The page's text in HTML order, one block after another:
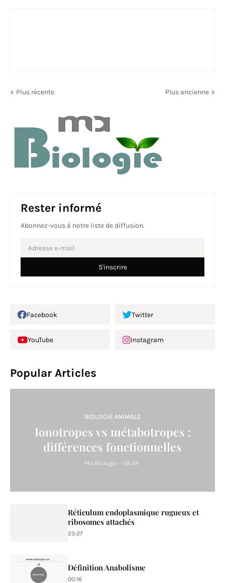
Plus récente Plus ancienne
Rester informé
Abonnez-vous à notre liste de diffusion.
Facebook Twitter
YouTube Instagram
Popular Articles
BIOLOGIE ANIMALE
Ionotropes vs métabotropes :
différences fonctionnelles
Ma Biologie - 09:24
Réticulum endoplasmique rugueux et
ribosomes attachés
23:27
Définition Anabolisme
00:16